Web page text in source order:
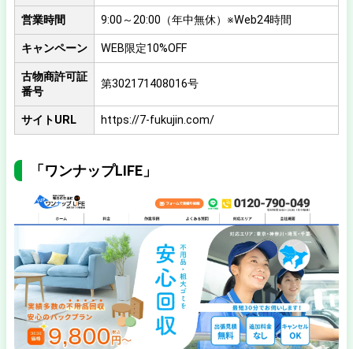
営業時間 9:00～20:00（年中無休）※Web24時間
キャンペーン WEB限定10%OFF
古物商許可証
番号
第302171408016号
サイトURL https://7-fukujin.com/
「ワンナップLIFE」